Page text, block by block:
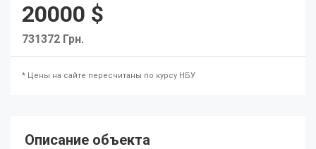
20000 $
731372 Грн.
* Цены на сайте пересчитаны по курсу НБУ
Описание объекта